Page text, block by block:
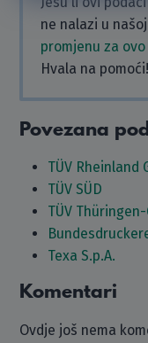
ne nalazi u
promjenu za
Hvala na pomoći!
Povezana
TÜV Rheinland
TÜV SÜD
TÜV
Texa S.p.A.
Komentari
Ovdje još nema